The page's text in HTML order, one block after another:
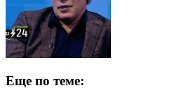
Еще по теме: